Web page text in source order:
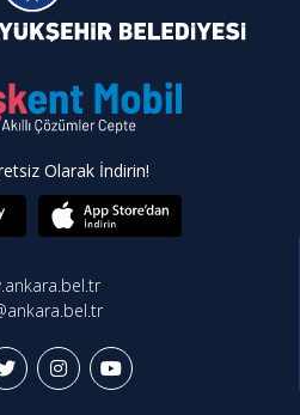
Olarak İndirin!